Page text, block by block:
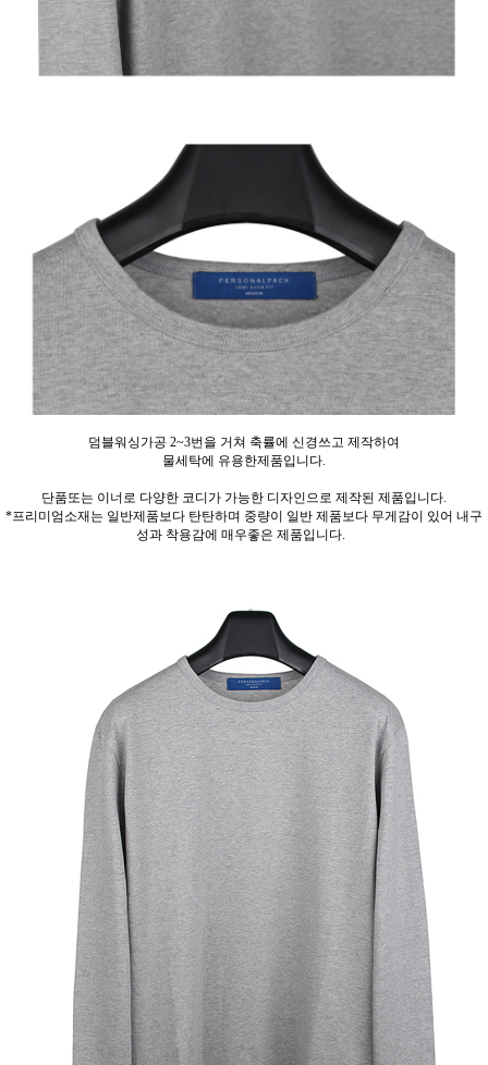
덤블워싱가공 2~3번을 거쳐 축률에 신경쓰고 제작하여
물세탁에 유용한제품입니다.
단품또는 이너로 다양한 코디가 가능한 디자인으로 제작된 제품입니다.
*프리미엄소재는 일반제품보다 탄탄하며 중량이 일반 제품보다 무게감이 있어 내구
성과 착용감에 매우좋은 제품입니다.